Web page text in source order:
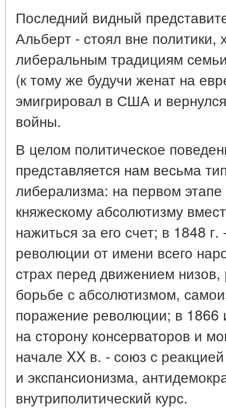
Последний видный
Альберт - стоял вне политики,
либеральным традициям
(к тому же будучи женат на
эмигрировал в США и
войны.
В целом политическое
представляется нам весьма
либерализма: на первом
княжескому абсолютизму
нажиться за его счет; в 1848
революции от имени всего
страх перед движением низов,
борьбе с абсолютизмом,
поражение революции; в 1866
на сторону консерваторов и
начале XX в. - союз с
и экспансионизма,
внутриполитический курс.